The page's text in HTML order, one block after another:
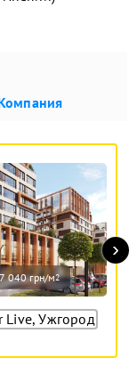
040 грн/м2
Live, Ужгород
›